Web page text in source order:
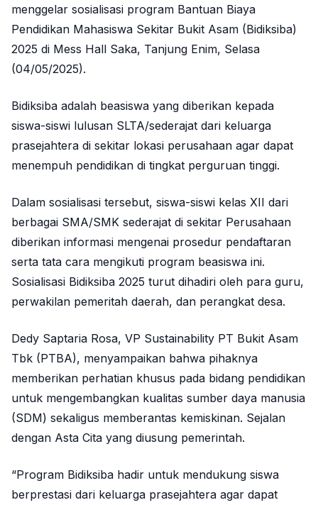
menggelar sosialisasi program Bantuan Biaya
Pendidikan Mahasiswa Sekitar Bukit Asam (Bidiksiba)
2025 di Mess Hall Saka, Tanjung Enim, Selasa
(04/05/2025).
Bidiksiba adalah beasiswa yang diberikan kepada
siswa-siswi lulusan SLTA/sederajat dari keluarga
prasejahtera di sekitar lokasi perusahaan agar dapat
menempuh pendidikan di tingkat perguruan tinggi.
Dalam sosialisasi tersebut, siswa-siswi kelas XII dari
berbagai SMA/SMK sederajat di sekitar Perusahaan
diberikan informasi mengenai prosedur pendaftaran
serta tata cara mengikuti program beasiswa ini.
Sosialisasi Bidiksiba 2025 turut dihadiri oleh para guru,
perwakilan pemeritah daerah, dan perangkat desa.
Dedy Saptaria Rosa, VP Sustainability PT Bukit Asam
Tbk (PTBA), menyampaikan bahwa pihaknya
memberikan perhatian khusus pada bidang pendidikan
untuk mengembangkan kualitas sumber daya manusia
(SDM) sekaligus memberantas kemiskinan. Sejalan
dengan Asta Cita yang diusung pemerintah.
“Program Bidiksiba hadir untuk mendukung siswa
berprestasi dari keluarga prasejahtera agar dapat